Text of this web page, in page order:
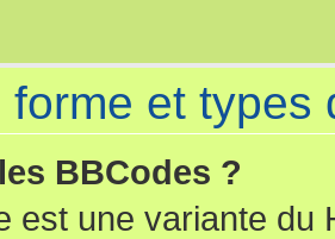
forme et types
BBCodes ?
est une variante du